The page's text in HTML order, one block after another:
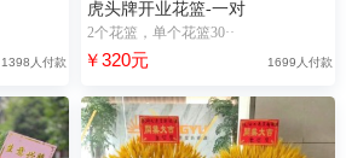
1398人付款
虎头牌开业花篮-一对
2个花篮，单个花篮30··
￥320元 1699人付款